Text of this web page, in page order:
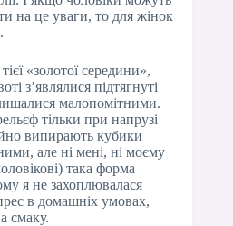
на це уваги, то для жінок
«золотої середини»,
з’являлися підтягнуті
малопомітними.
тільки при напрузі
випирають кубики
але ні мені, ні моєму
така форма
я не захоплювалася
в домашніх умовах,
смаку.